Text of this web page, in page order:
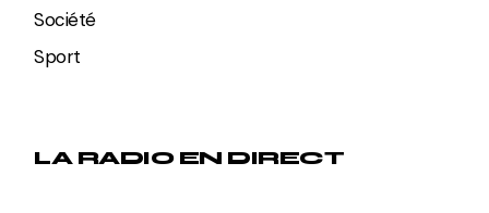
Société
Sport
LA RADIO EN DIRECT